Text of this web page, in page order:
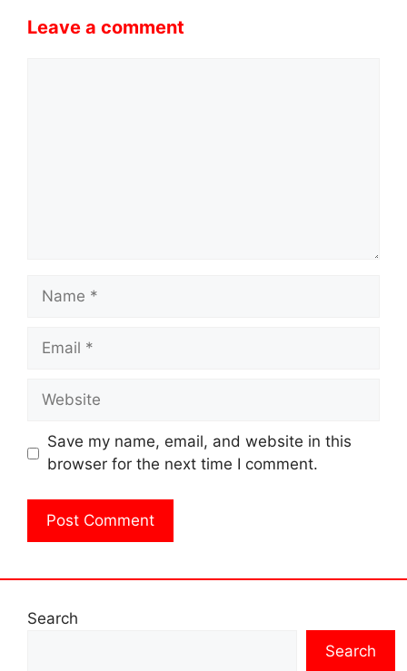
Leave a comment
Name
Email
Website
Save my name, email, and website in this
browser for the next time I comment.
Search
Search